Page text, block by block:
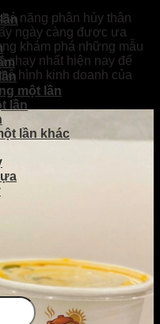
một lần
lần
lần khác
năng phân hủy thân
ngày càng được ưa
khám phá những mẫu
chạy nhất hiện nay để
hình kinh doanh của